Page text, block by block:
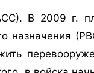
В 2009 г.
назначения